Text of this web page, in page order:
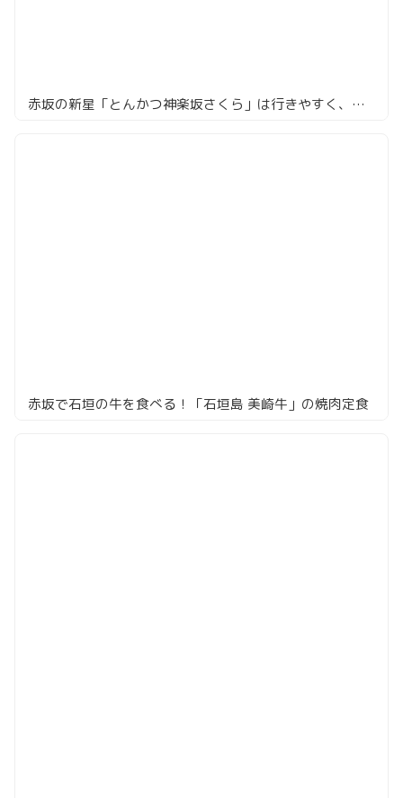
赤坂の新星「とんかつ神楽坂さくら」は行きやすく、満足度の高いとんかつ店だった
赤坂で石垣の牛を食べる！「石垣島 美崎牛」の焼肉定食